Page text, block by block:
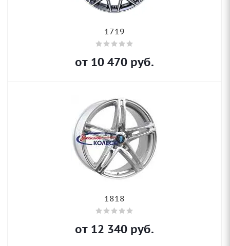
1719
от 10 470 руб.
1818
от 12 340 руб.